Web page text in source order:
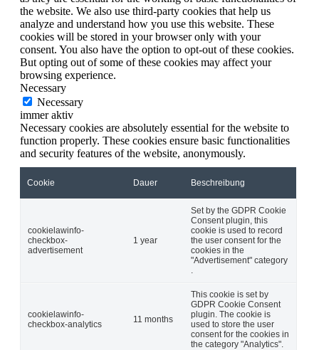
the website. We also use third-party cookies that help us
analyze and understand how you use this website. These
cookies will be stored in your browser only with your
consent. You also have the option to opt-out of these cookies.
But opting out of some of these cookies may affect your
browsing experience.
Necessary
Necessary
immer aktiv
Necessary cookies are absolutely essential for the website to
function properly. These cookies ensure basic functionalities
and security features of the website, anonymously.
Cookie Dauer Beschreibung
cookielawinfo-
checkbox-
advertisement
1 year
Set by the GDPR Cookie
Consent plugin, this
cookie is used to record
the user consent for the
cookies in the
"Advertisement" category
cookielawinfo-
checkbox-analytics
11 months
This cookie is set by
GDPR Cookie Consent
plugin. The cookie is
used to store the user
consent for the cookies in
the category "Analytics".